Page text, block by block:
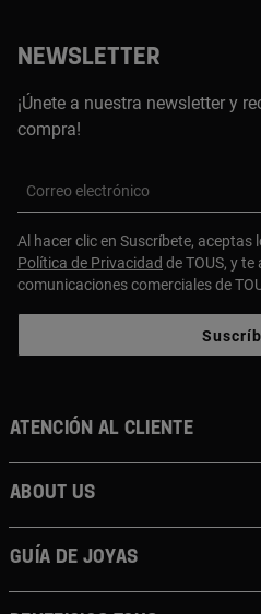
NEWSLETTER
¡Únete a nuestra newsletter y
compra!
Correo electrónico
Al hacer clic en Suscríbete, aceptas
Política de Privacidad de TOUS, y
comunicaciones comerciales de
Atención al cliente
About us
Guía de joyas